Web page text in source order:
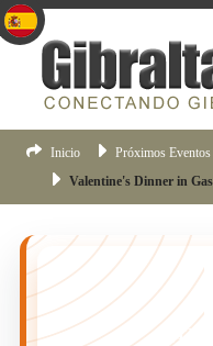
Inicio Próximos Eventos
Valentine's Dinner in
¡TE